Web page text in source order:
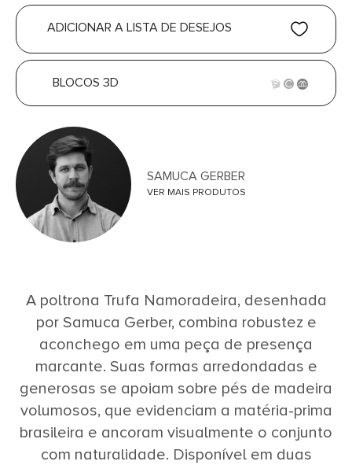
ADICIONAR A LISTA DE DESEJOS
BLOCOS 3D
SAMUCA GERBER
VER MAIS PRODUTOS
A poltrona Trufa Namoradeira, desenhada
por Samuca Gerber, combina robustez e
aconchego em uma peça de presença
marcante. Suas formas arredondadas e
generosas se apoiam sobre pés de madeira
volumosos, que evidenciam a matéria-prima
brasileira e ancoram visualmente o conjunto
com naturalidade. Disponível em duas